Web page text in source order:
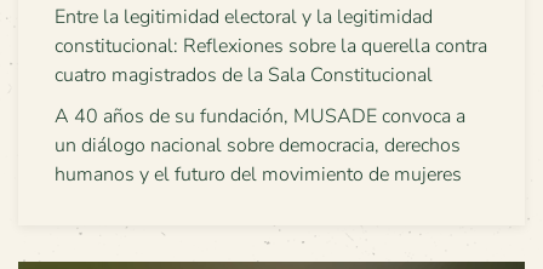
Entre la legitimidad electoral y la legitimidad
constitucional: Reflexiones sobre la querella contra
cuatro magistrados de la Sala Constitucional
A 40 años de su fundación, MUSADE convoca a
un diálogo nacional sobre democracia, derechos
humanos y el futuro del movimiento de mujeres